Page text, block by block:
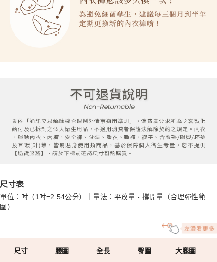
尺寸表
單位：吋（1吋=2.54公分）｜量法：平放量 - 撐開量（合理彈性範
圍）
尺寸 腰圍 全長 臀圍 大腿圍